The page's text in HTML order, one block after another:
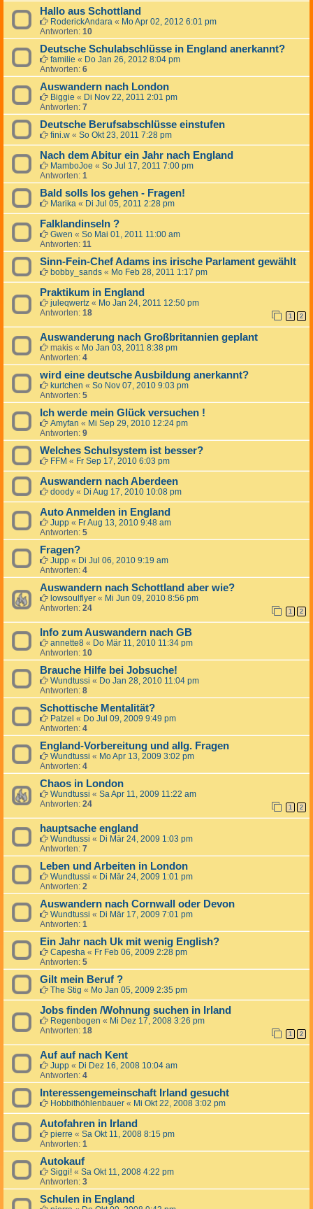
Hallo aus Schottland
RoderickAndara « Mo Apr 02, 2012 6:01 pm
Antworten: 10
Deutsche Schulabschlüsse in England anerkannt?
familie « Do Jan 26, 2012 8:04 pm
Antworten: 6
Auswandern nach London
Biggie « Di Nov 22, 2011 2:01 pm
Antworten: 7
Deutsche Berufsabschlüsse einstufen
fini.w « So Okt 23, 2011 7:28 pm
Nach dem Abitur ein Jahr nach England
MamboJoe « So Jul 17, 2011 7:00 pm
Antworten: 1
Bald solls los gehen - Fragen!
Marika « Di Jul 05, 2011 2:28 pm
Falklandinseln ?
Gwen « So Mai 01, 2011 11:00 am
Antworten: 11
Sinn-Fein-Chef Adams ins irische Parlament gewählt
bobby_sands « Mo Feb 28, 2011 1:17 pm
Praktikum in England
juleqwertz « Mo Jan 24, 2011 12:50 pm
Antworten: 18 1 2
Auswanderung nach Großbritannien geplant
makis « Mo Jan 03, 2011 8:38 pm
Antworten: 4
wird eine deutsche Ausbildung anerkannt?
kurtchen « So Nov 07, 2010 9:03 pm
Antworten: 5
Ich werde mein Glück versuchen !
Amyfan « Mi Sep 29, 2010 12:24 pm
Antworten: 9
Welches Schulsystem ist besser?
FFM « Fr Sep 17, 2010 6:03 pm
Auswandern nach Aberdeen
doody « Di Aug 17, 2010 10:08 pm
Auto Anmelden in England
Jupp « Fr Aug 13, 2010 9:48 am
Antworten: 5
Fragen?
Jupp « Di Jul 06, 2010 9:19 am
Antworten: 4
Auswandern nach Schottland aber wie?
lowsoulflyer « Mi Jun 09, 2010 8:56 pm
Antworten: 24 1 2
Info zum Auswandern nach GB
annette8 « Do Mär 11, 2010 11:34 pm
Antworten: 10
Brauche Hilfe bei Jobsuche!
Wundtussi « Do Jan 28, 2010 11:04 pm
Antworten: 8
Schottische Mentalität?
Patzel « Do Jul 09, 2009 9:49 pm
Antworten: 4
England-Vorbereitung und allg. Fragen
Wundtussi « Mo Apr 13, 2009 3:02 pm
Antworten: 4
Chaos in London
Wundtussi « Sa Apr 11, 2009 11:22 am
Antworten: 24 1 2
hauptsache england
Wundtussi « Di Mär 24, 2009 1:03 pm
Antworten: 7
Leben und Arbeiten in London
Wundtussi « Di Mär 24, 2009 1:01 pm
Antworten: 2
Auswandern nach Cornwall oder Devon
Wundtussi « Di Mär 17, 2009 7:01 pm
Antworten: 1
Ein Jahr nach Uk mit wenig English?
Capesha « Fr Feb 06, 2009 2:28 pm
Antworten: 5
Gilt mein Beruf ?
The Stig « Mo Jan 05, 2009 2:35 pm
Jobs finden /Wohnung suchen in Irland
Regenbogen « Mi Dez 17, 2008 3:26 pm
Antworten: 18 1 2
Auf auf nach Kent
Jupp « Di Dez 16, 2008 10:04 am
Antworten: 4
Interessengemeinschaft Irland gesucht
Hobbithöhlenbauer « Mi Okt 22, 2008 3:02 pm
Autofahren in Irland
pierre « Sa Okt 11, 2008 8:15 pm
Antworten: 1
Autokauf
Siggi! « Sa Okt 11, 2008 4:22 pm
Antworten: 3
Schulen in England